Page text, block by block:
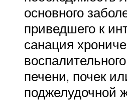
основного
приведшего к
санация
печени, почек
поджелудочной